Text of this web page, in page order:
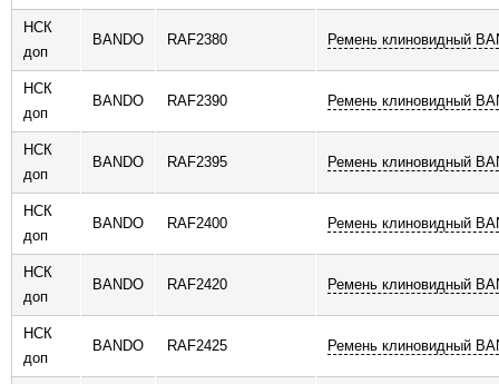
НСК
доп
BANDO RAF2380 Ремень клиновидный
НСК
доп
BANDO RAF2390 Ремень клиновидный
НСК
доп
BANDO RAF2395 Ремень клиновидный
НСК
доп
BANDO RAF2400 Ремень клиновидный
НСК
доп
BANDO RAF2420 Ремень клиновидный
НСК
доп
BANDO RAF2425 Ремень клиновидный